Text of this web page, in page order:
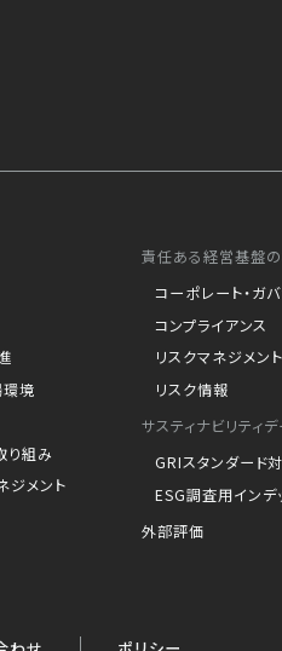
境
り組み
ジメント
責任ある経営基盤
コーポレート・ガ
コンプライアンス
リスクマネジメント
リスク情報
サスティナビリティ
GRIスタンダード
ESG調査用インデ
外部評価